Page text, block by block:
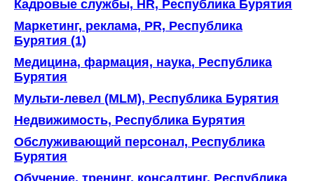
Кадровые службы, HR, Республика Бурятия
Маркетинг, реклама, PR, Республика
Бурятия (1)
Медицина, фармация, наука, Республика
Бурятия
Мульти-левел (MLM), Республика Бурятия
Недвижимость, Республика Бурятия
Обслуживающий персонал, Республика
Бурятия
Обучение, тренинг, консалтинг, Республика